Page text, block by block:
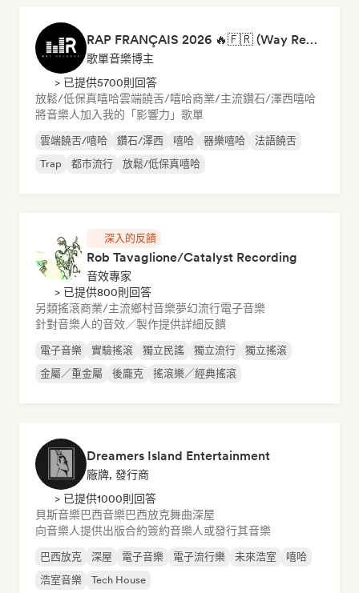
RAP FRANÇAIS 2026 🔥🇫🇷 (Way Records)
歌單音樂博主
> 已提供5700則回答
放鬆/低保真嘻哈雲端饒舌/嘻哈商業/主流鑽石/澤西嘻哈
將音樂人加入我的「影響力」歌單
雲端饒舌/嘻哈 鑽石/澤西 嘻哈 器樂嘻哈
法語饒舌
Trap
都市流行 放鬆/低保真嘻哈
深入的反饋
Rob Tavaglione/Catalyst Recording
音效專家
> 已提供800則回答
另類搖滾商業/主流鄉村音樂夢幻流行電子音樂
針對音樂人的音效／製作提供詳細反饋
電子音樂 實驗搖滾 獨立民謠 獨立流行
獨立搖滾
金屬／重金屬
後龐克 搖滾樂／經典搖滾
Dreamers Island Entertainment
廠牌, 發行商
> 已提供1000則回答
貝斯音樂巴西音樂巴西放克舞曲深屋
向音樂人提供出版合約簽約音樂人或發行其音樂
巴西放克 深屋 電子音樂 電子流行樂 未來浩室
嘻哈
浩室音樂
Tech House